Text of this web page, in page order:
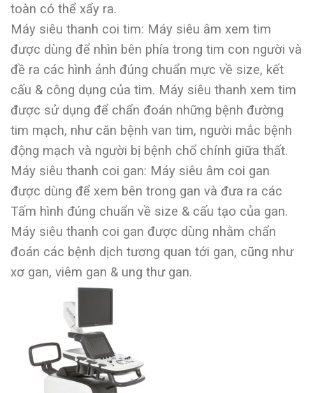
toàn có thể xẩy ra.
Máy siêu thanh coi tim: Máy siêu âm xem tim
được dùng để nhìn bên phía trong tim con người và
đề ra các hình ảnh đúng chuẩn mực về size, kết
cấu & công dụng của tim. Máy siêu thanh xem tim
được sử dụng để chẩn đoán những bệnh đường
tim mạch, như căn bệnh van tim, người mắc bệnh
động mạch và người bị bệnh chổ chính giữa thất.
Máy siêu thanh coi gan: Máy siêu âm coi gan
được dùng để xem bên trong gan và đưa ra các
Tấm hình đúng chuẩn về size & cấu tạo của gan.
Máy siêu thanh coi gan được dùng nhằm chẩn
đoán các bệnh dịch tương quan tới gan, cũng như
xơ gan, viêm gan & ung thư gan.